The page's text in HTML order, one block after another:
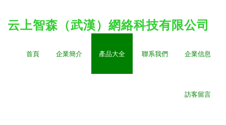
云上智森（武漢）網絡科技有限公司
首頁 企業簡介 產品大全 聯系我們 企業信息
訪客留言